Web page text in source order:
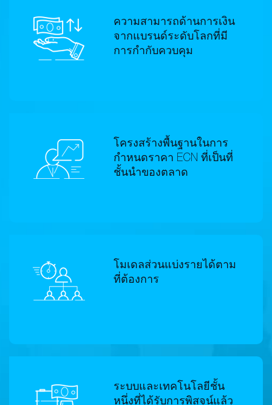
ความสามารถด้านการเงิน
จากแบรนด์ระดับโลกที่มี
การกำกับควบคุม
โครงสร้างพื้นฐานในการ
กำหนดราคา ECN ที่เป็นที่
ชั้นนำของตลาด
โมเดลส่วนแบ่งรายได้ตาม
ที่ต้องการ
ระบบและเทคโนโลยีชั้น
หนึ่งที่ได้รับการพิสูจน์แล้ว